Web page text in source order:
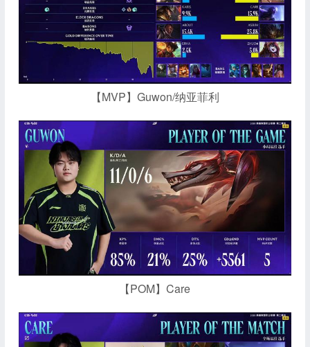
【MVP】Guwon/纳亚菲利
【POM】Care